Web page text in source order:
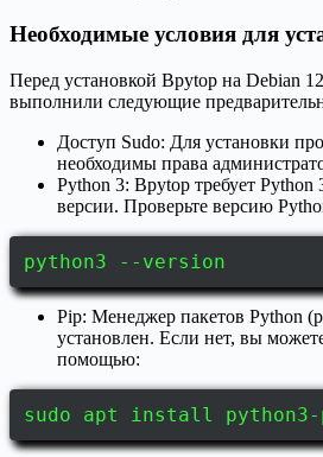
Необходимые условия для
Перед установкой Bpytop на Debian
выполнили следующие
Доступ Sudo: Для установки
необходимы права
Python 3: Bpytop требует Python
версии. Проверьте версию
python3 --version
Pip: Менеджер пакетов Python
установлен. Если нет, вы
помощью:
sudo apt install